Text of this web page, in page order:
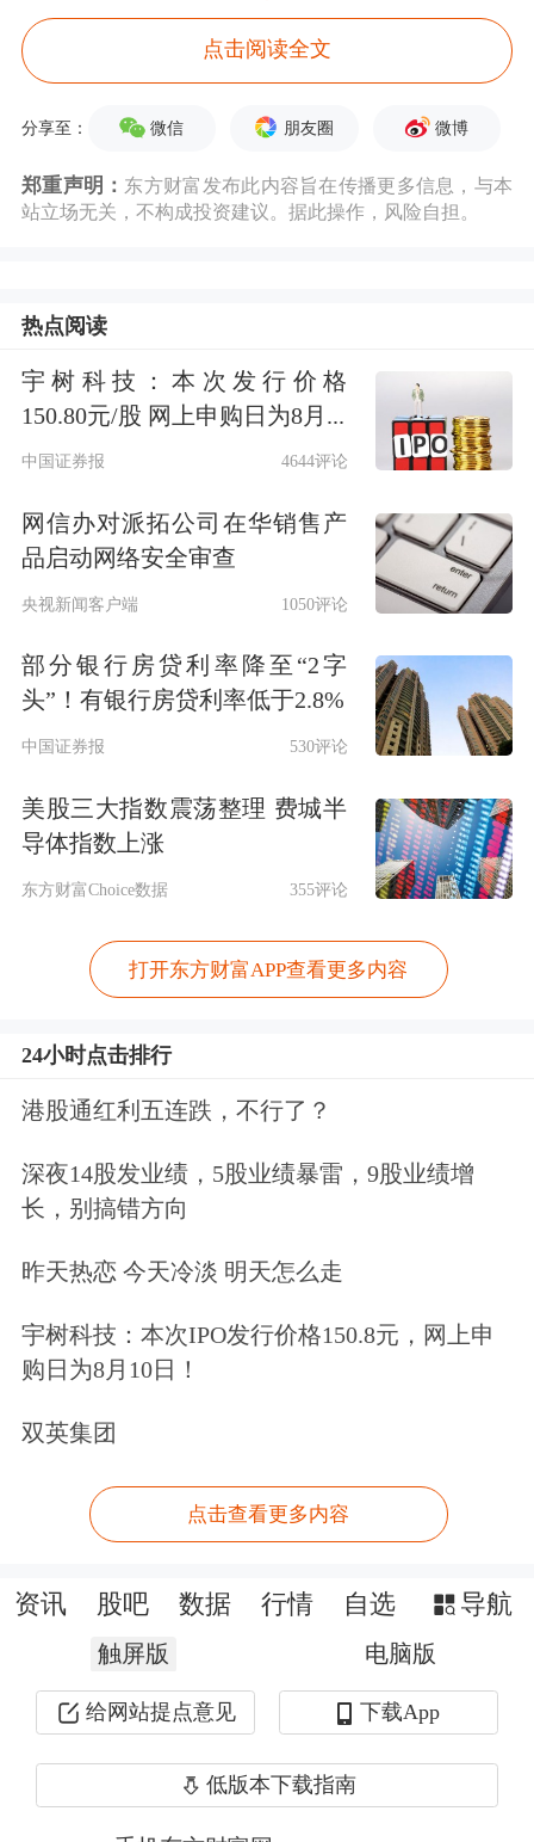
尔特曼来说，这意味着一笔巨额财富。
奥尔特曼与马斯克正在进行的诉讼案中
的一份庭审文件显示：截至去年年底，
奥尔特曼持有 89373股Cerebras股份，
当时价值320万美元
。如今，这笔持股
已大赚特赚。
周四，Cerebras股价剧烈波动，但
据粗
略估算，奥尔特曼的这笔持股如今价值
法庭文件显示，奥尔特曼早在2017年2
月就入股了Cerebras，远早于ChatGPT
问世。
片，专为AI量身打造。
Cerebras管理层回顾IPO招股书中回顾
称，他们在2020年和2022年推出的前两
代技术并没未引起太多关注。随
后，“ChatGPT的出现带来了转折”，几
年后，“AI变得足够聪明且具有价值，
人们开始在各种场景中使用AI。AI推理
需求迎来爆发式增长。”
这家芯片制造商一直专注于推理领域，
即AI模型接收输入信息并为聊天机器人
用户和编程客户输出结果的过程。据报
道，奥尔特曼在为此次IPO录制的宣传
视频中称，Cerebras的芯片是“目前世界
上最好的高速推理产品”。
OpenAI和Cerebras已经深度绑定。今年
点击阅读全文
分享至： 微信 朋友圈 微博
郑重声明： 东方财富发布此内容旨在传播更多信息，与本
站立场无关，不构成投资建议。据此操作，风险自担。
热点阅读
宇树科技：本次发行价格
150.80元/股 网上申购日为8月...
中国证券报 4644评论
网信办对派拓公司在华销售产
品启动网络安全审查
央视新闻客户端 1050评论
部分银行房贷利率降至“2字
头”！有银行房贷利率低于2.8%
中国证券报 530评论
美股三大指数震荡整理 费城半
导体指数上涨
东方财富Choice数据 355评论
打开东方财富APP查看更多内容
24小时点击排行
港股通红利五连跌，不行了？
深夜14股发业绩，5股业绩暴雷，9股业绩增
长，别搞错方向
昨天热恋 今天冷淡 明天怎么走
宇树科技：本次IPO发行价格150.8元，网上申
购日为8月10日！
双英集团
点击查看更多内容
资讯 股吧 数据 行情 自选 导航
触屏版 电脑版
给网站提点意见 下载App
低版本下载指南